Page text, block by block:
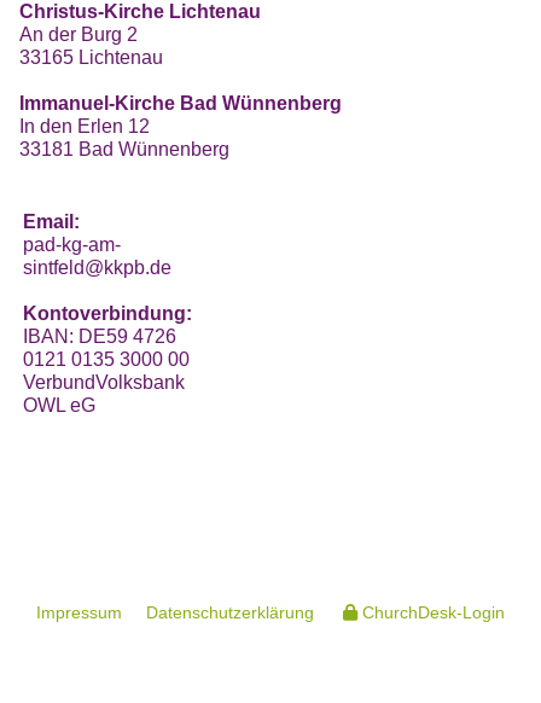
Christus-Kirche Lichtenau
An der Burg 2
33165 Lichtenau
Immanuel-Kirche Bad Wünnenberg
In den Erlen 12
33181 Bad Wünnenberg
Email:
pad-kg-am-
sintfeld@kkpb.de
Kontoverbindung:
IBAN: DE59 4726
0121 0135 3000 00
VerbundVolksbank
OWL eG
Impressum Datenschutzerklärung ChurchDesk-Login